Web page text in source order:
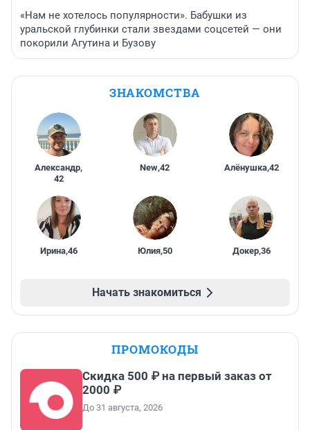
«Нам не хотелось популярности». Бабушки из
уральской глубинки стали звездами соцсетей — они
покорили Агутина и Бузову
ЗНАКОМСТВА
Александр,
42
New,42 Алёнушка,42
Ирина,46 Юлия,50 Докер,36
Начать знакомиться
ПРОМОКОДЫ
Скидка 500 ₽ на первый заказ от
2000 ₽
До 31 августа, 2026